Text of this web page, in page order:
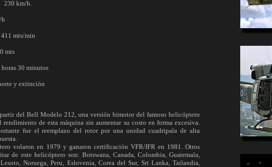
230 km/h.
411 mts/min
mts
30 minutos
y extinción
del Bell Modelo 212, una versión bimotor del famoso helicóptero
de esta máquina sin aumentar su costo en forma excesiva.
fue el reemplazo del rotor por una unidad cuadripala de alta
volaron en 1979 y ganaron certificación VFR/IFR en 1981. Otros
de este helicóptero son: Botswana, Canada, Colombia, Guatemala,
Noruega, Peru, Eslovenia, Corea del Sur, Sri Lanka, Tailandia,